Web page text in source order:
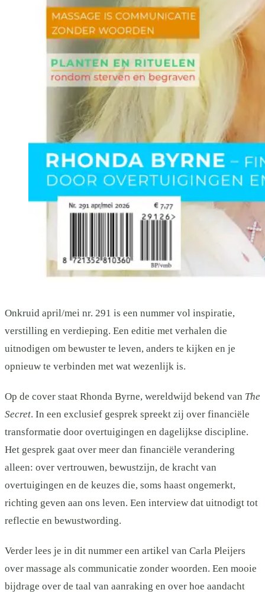
Onkruid april/mei nr. 291 is een nummer vol inspiratie,
verstilling en verdieping. Een editie met verhalen die
uitnodigen om bewuster te leven, anders te kijken en je
opnieuw te verbinden met wat wezenlijk is.
Op de cover staat Rhonda Byrne, wereldwijd bekend van The
Secret. In een exclusief gesprek spreekt zij over financiële
transformatie door overtuigingen en dagelijkse discipline.
Het gesprek gaat over meer dan financiële verandering
alleen: over vertrouwen, bewustzijn, de kracht van
overtuigingen en de keuzes die, soms haast ongemerkt,
richting geven aan ons leven. Een interview dat uitnodigt tot
reflectie en bewustwording.
Verder lees je in dit nummer een artikel van Carla Pleijers
over massage als communicatie zonder woorden. Een mooie
bijdrage over de taal van aanraking en over hoe aandacht